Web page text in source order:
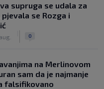
supruga se udala za
pjevala se Rozga i
0
na Merlinovom
sam da je najmanje
falsifikovano